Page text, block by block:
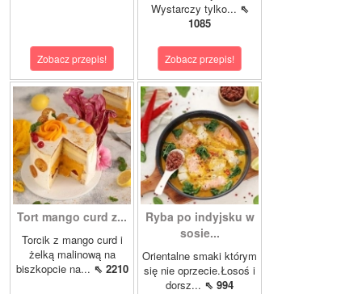
Zobacz przepis!
Wystarczy tylko... ⇖
1085
Zobacz przepis!
Tort mango curd z...
Torcik z mango curd i
żelką malinową na
biszkopcie na... ⇖ 2210
Ryba po indyjsku w
sosie...
Orientalne smaki którym
się nie oprzecie.Łosoś i
dorsz... ⇖ 994